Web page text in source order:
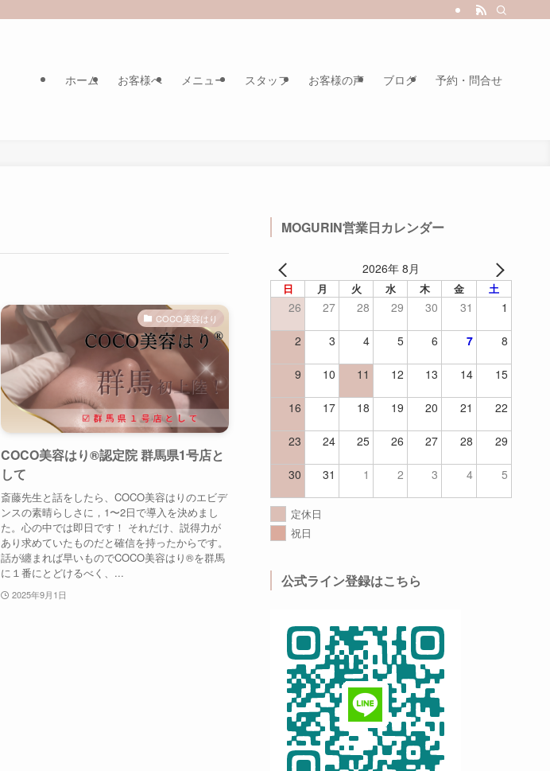
ホーム お客様へ メニュー スタッフ お客様の声 ブログ 予約・問合せ
COCO美容はり
COCO美容はり®︎認定院 群馬県1号店と
して
斎藤先生と話をしたら、COCO美容はりのエビデ
ンスの素晴らしさに，1〜2日で導入を決めまし
た。心の中では即日です！ それだけ、説得力が
あり求めていたものだと確信を持ったからです。
話が纏まれば早いものでCOCO美容はり®︎を群馬
に１番にとどけるべく、...
2025年9月1日
MOGURIN営業日カレンダー
2026年 8月
日 月 火 水 木 金 土
26 27 28 29 30 31 1
2 3 4 5 6 7 8
9 10 11 12 13 14 15
16 17 18 19 20 21 22
23 24 25 26 27 28 29
30 31 1 2 3 4 5
定休日
祝日
公式ライン登録はこちら